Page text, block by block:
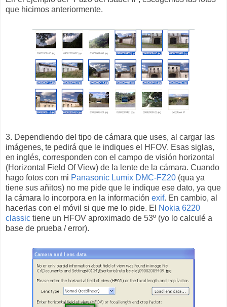
que hicimos anteriormente.
3. Dependiendo del tipo de cámara que uses, al cargar las
imágenes, te pedirá que le indiques el HFOV. Esas siglas,
en inglés, corresponden con el campo de visión horizontal
(Horizontal Field Of View) de la lente de la cámara. Cuando
hago fotos con mi Panasonic Lumix DMC-FZ20 (qua ya
tiene sus añitos) no me pide que le indique ese dato, ya que
la cámara lo incorpora en la información exif. En cambio, al
hacerlas con el móvil si que me lo pide. El
Nokia 6220
classic tiene un HFOV aproximado de 53º (yo lo calculé a
base de prueba / error).